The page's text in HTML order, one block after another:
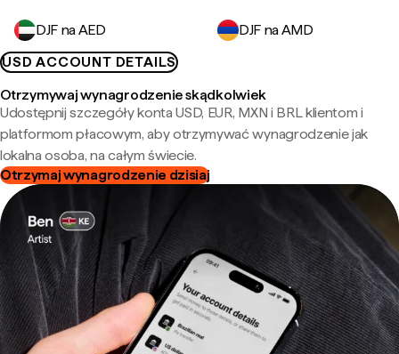
DJF na AED
DJF na AMD
USD ACCOUNT DETAILS
Otrzymywaj wynagrodzenie skądkolwiek
Udostępnij szczegóły konta USD, EUR, MXN i BRL klientom i
platformom płacowym, aby otrzymywać wynagrodzenie jak
lokalna osoba, na całym świecie.
Otrzymaj wynagrodzenie dzisiaj